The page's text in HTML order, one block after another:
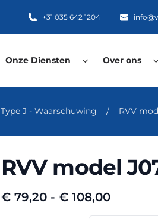
+31 035 642 1204
Onze Diensten Over ons
Type J - Waarschuwing / RVV
RVV model
€ 79,20 - € 108,00
€ 79,20